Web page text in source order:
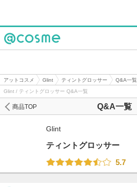
アットコスメ Glint ティントグロッサー
Q&A一覧
Glint / ティントグロッサー Q&A一覧
Q&A一覧
商品TOP
Glint
ティントグロッサー
5.7